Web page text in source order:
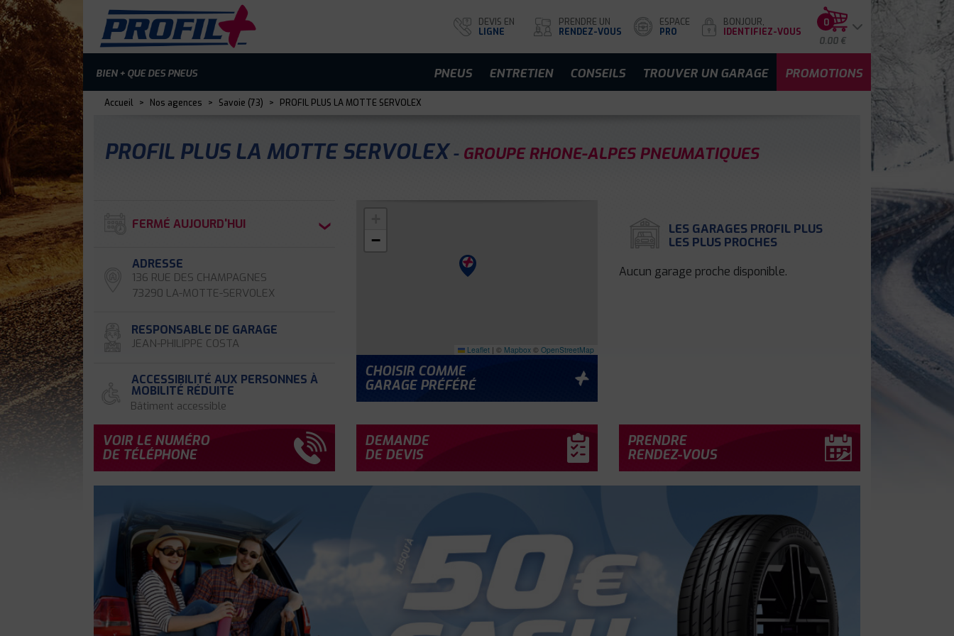
BIEN + QUE DES PNEUS
DEVIS EN
LIGNE
PRENDRE UN
RENDEZ-VOUS
ESPACE
PRO
BONJOUR,
IDENTIFIEZ-VOUS
0
0.00 €
PNEUS ENTRETIEN CONSEILS TROUVER UN GARAGE PROMOTIONS
Accueil > Nos agences > Savoie (73) > PROFIL PLUS LA MOTTE SERVOLEX
PROFIL PLUS LA MOTTE SERVOLEX GROUPE RHONE-ALPES PNEUMATIQUES
FERMÉ AUJOURD'HUI
ADRESSE
136 RUE DES CHAMPAGNES
73290 LA-MOTTE-SERVOLEX
RESPONSABLE DE GARAGE
JEAN-PHILIPPE COSTA
ACCESSIBILITÉ AUX PERSONNES À
MOBILITÉ RÉDUITE
Bâtiment accessible
−
Leaflet | © Mapbox © OpenStreetMap
CHOISIR COMME
GARAGE PRÉFÉRÉ
LES GARAGES PROFIL PLUS
LES PLUS PROCHES
Aucun garage proche disponible.
VOIR LE NUMÉRO
DE TÉLÉPHONE
DEMANDE
DE DEVIS
PRENDRE
RENDEZ-VOUS